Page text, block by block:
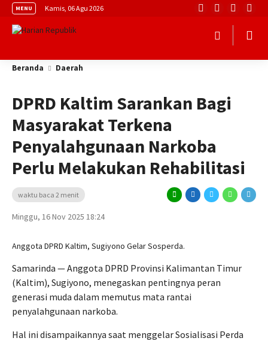
MENU Kamis, 06 Agu 2026
Beranda Daerah
DPRD Kaltim Sarankan Bagi
Masyarakat Terkena
Penyalahgunaan Narkoba
Perlu Melakukan Rehabilitasi
waktu baca 2 menit
Minggu, 16 Nov 2025 18:24
Anggota DPRD Kaltim, Sugiyono Gelar Sosperda.
Samarinda — Anggota DPRD Provinsi Kalimantan Timur
(Kaltim), Sugiyono, menegaskan pentingnya peran
generasi muda dalam memutus mata rantai
penyalahgunaan narkoba.
Hal ini disampaikannya saat menggelar Sosialisasi Perda